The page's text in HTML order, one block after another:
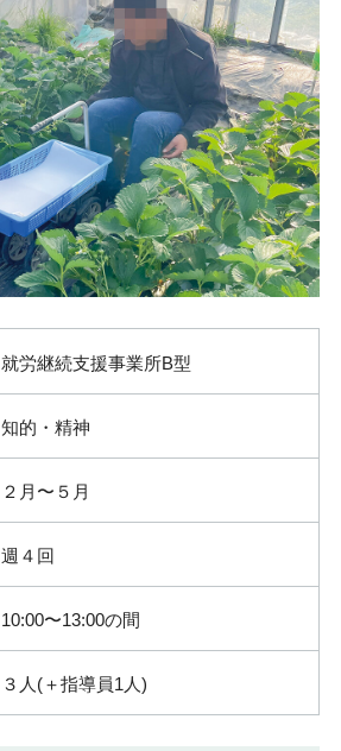
就労継続支援事業所B型
知的・精神
２月〜５月
週４回
10:00〜13:00の間
３人(＋指導員1人)